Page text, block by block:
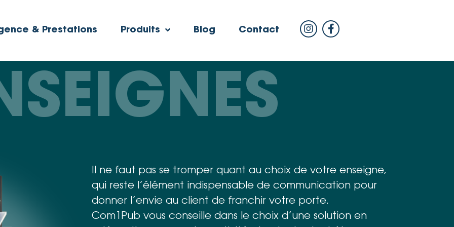
& Prestations Produits Blog Contact
Il ne faut pas se tromper quant au choix de votre enseigne,
qui reste l’élément indispensable de communication pour
donner l’envie au client de franchir votre porte.
Com1Pub vous conseille dans le choix d’une solution en